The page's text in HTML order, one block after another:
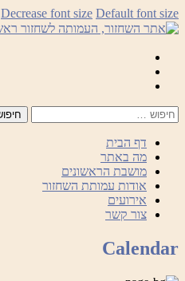
לדלג
לתוכן
Decrease font size Default font size
דף הבית
מה באתר
מושבת הראשונים
אודות עמותת השחזור
אירועים
צור קשר
Calendar